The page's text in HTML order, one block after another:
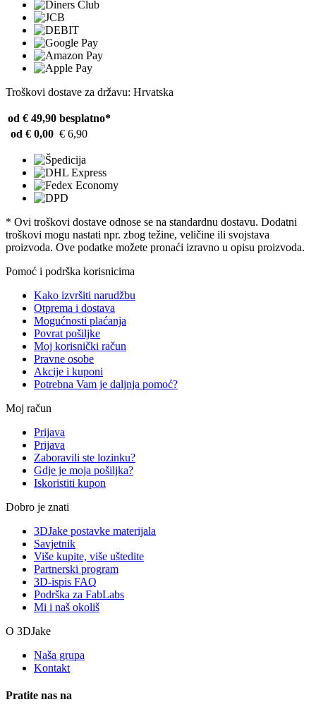
Troškovi dostave za državu: Hrvatska
od € 49,90 besplatno*
od € 0,00 € 6,90
* Ovi troškovi dostave odnose se na standardnu ​​dostavu. Dodatni
troškovi mogu nastati npr. zbog težine, veličine ili svojstava
proizvoda. Ove podatke možete pronaći izravno u opisu proizvoda.
Pomoć i podrška korisnicima
Kako izvršiti narudžbu
Otprema i dostava
Mogućnosti plaćanja
Povrat pošiljke
Moj korisnički račun
Pravne osobe
Akcije i kuponi
Potrebna Vam je daljnja pomoć?
Moj račun
Prijava
Prijava
Zaboravili ste lozinku?
Gdje je moja pošiljka?
Iskoristiti kupon
Dobro je znati
3DJake postavke materijala
Savjetnik
Više kupite, više uštedite
Partnerski program
3D-ispis FAQ
Podrška za FabLabs
Mi i naš okoliš
O 3DJake
Naša grupa
Kontakt
Pratite nas na